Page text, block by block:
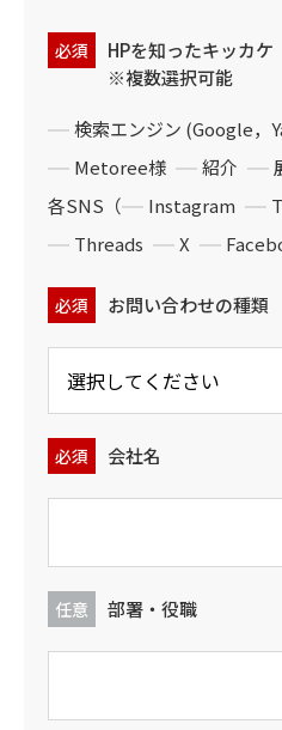
HPを知ったキッカケ
必須
検索エンジン (Google，
Metoree様
紹介
各SNS（
Instagram
Threads
X
お問い合わせの種類
必須
会社名
必須
部署・役職
任意